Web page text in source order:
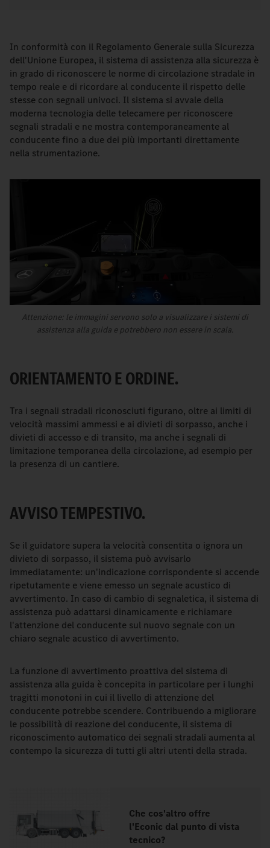
In conformità con il Regolamento Generale sulla Sicurezza
dell'Unione Europea, il sistema di assistenza alla sicurezza è
in grado di riconoscere le norme di circolazione stradale in
tempo reale e di ricordare al conducente il rispetto delle
stesse con segnali univoci. Il sistema si avvale della
moderna tecnologia delle telecamere per riconoscere
segnali stradali e ne mostra contemporaneamente al
conducente fino a due dei più importanti direttamente
nella strumentazione.
Attenzione: le immagini servono solo a visualizzare i sistemi di
assistenza alla guida e potrebbero non essere in scala.
ORIENTAMENTO E ORDINE.
Tra i segnali stradali riconosciuti figurano, oltre ai limiti di
velocità massimi ammessi e ai divieti di sorpasso, anche i
divieti di accesso e di transito, ma anche i segnali di
limitazione temporanea della circolazione, ad esempio per
la presenza di un cantiere.
AVVISO TEMPESTIVO.
Se il guidatore supera la velocità consentita o ignora un
divieto di sorpasso, il sistema può avvisarlo
immediatamente: un'indicazione corrispondente si accende
ripetutamente e viene emesso un segnale acustico di
avvertimento. In caso di cambio di segnaletica, il sistema di
assistenza può adattarsi dinamicamente e richiamare
l'attenzione del conducente sul nuovo segnale con un
chiaro segnale acustico di avvertimento.
La funzione di avvertimento proattiva del sistema di
assistenza alla guida è concepita in particolare per i lunghi
tragitti monotoni in cui il livello di attenzione del
conducente potrebbe scendere. Contribuendo a migliorare
le possibilità di reazione del conducente, il sistema di
riconoscimento automatico dei segnali stradali aumenta al
contempo la sicurezza di tutti gli altri utenti della strada.
Che cos'altro offre
l'Econic dal punto di vista
tecnico?